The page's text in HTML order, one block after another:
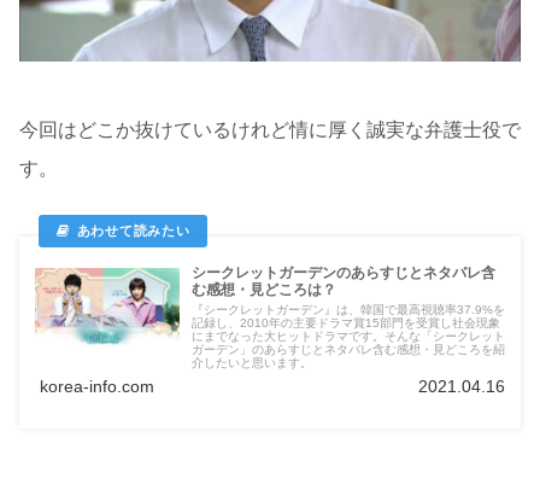
今回はどこか抜けているけれど情に厚く誠実な弁護士役で
す。
シークレットガーデンのあらすじとネタバレ含
む感想・見どころは？
『シークレットガーデン』は、韓国で最高視聴率37.9%を
記録し、2010年の主要ドラマ賞15部門を受賞し社会現象
にまでなった大ヒットドラマです。そんな「シークレット
ガーデン」のあらすじとネタバレ含む感想・見どころを紹
介したいと思います。
korea-info.com 2021.04.16